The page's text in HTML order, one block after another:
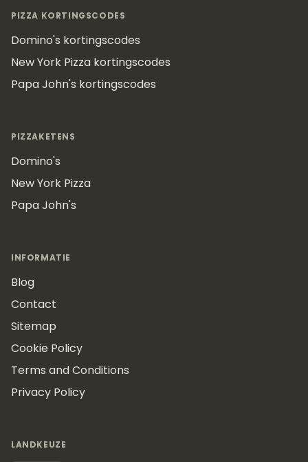
PIZZA KORTINGSCODES
Domino's kortingscodes
New York Pizza kortingscodes
Papa John's kortingscodes
PIZZAKETENS
Domino's
New York Pizza
Papa John's
INFORMATIE
Blog
Contact
Sitemap
Cookie Policy
Terms and Conditions
Privacy Policy
LANDKEUZE